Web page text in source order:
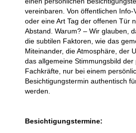
vereinbaren. Von öffentlichen Info-
oder eine Art Tag der offenen Tür
Abstand. Warum? – Wir glauben,
die subtilen Faktoren, wie das
Miteinander, die Atmosphäre, der
das allgemeine Stimmungsbild der
Fachkräfte, nur bei einem
Besichtigungstermin authentisch
werden.
Besichtigungstermine: